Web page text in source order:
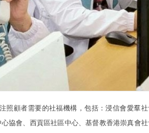
照顧者需要的社福機構，包括：浸信會愛羣
協會、西貢區社區中心、基督教香港崇真會